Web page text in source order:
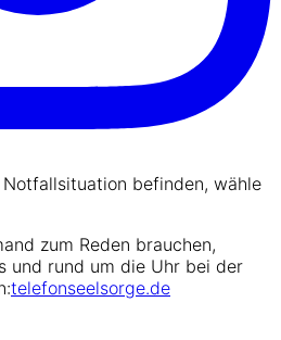
befinden, wähle
zum Reden brauchen,
und rund um die Uhr bei der
telefonseelsorge.de